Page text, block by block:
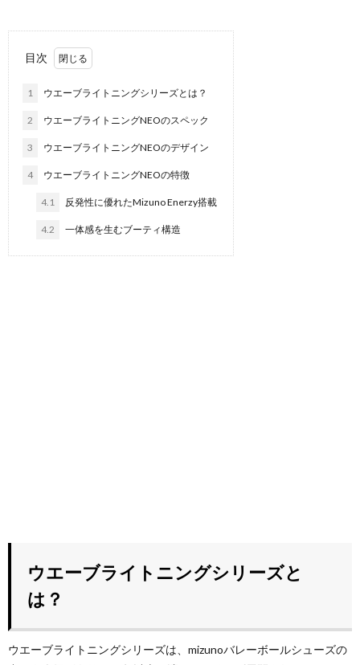
目次
1 ウエーブライトニングシリーズとは？
2 ウエーブライトニングNEOのスペック
3 ウエーブライトニングNEOのデザイン
4 ウエーブライトニングNEOの特徴
4.1 反発性に優れたMizuno Enerzy搭載
4.2 一体感を生むブーティ構造
ウエーブライトニングシリーズと
は？
ウエーブライトニングシリーズは、mizunoバレーボールシューズの